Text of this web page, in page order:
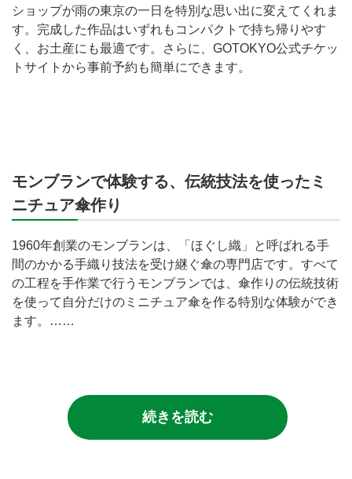
ショップが雨の東京の一日を特別な思い出に変えてくれま
す。完成した作品はいずれもコンパクトで持ち帰りやす
く、お土産にも最適です。さらに、GOTOKYO公式チケッ
トサイトから事前予約も簡単にできます。
モンブランで体験する、伝統技法を使ったミ
ニチュア傘作り
1960年創業のモンブランは、「ほぐし織」と呼ばれる手
間のかかる手織り技法を受け継ぐ傘の専門店です。すべて
の工程を手作業で行うモンブランでは、傘作りの伝統技術
を使って自分だけのミニチュア傘を作る特別な体験ができ
ます。……
続きを読む